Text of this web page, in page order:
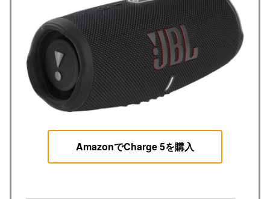
AmazonでCharge 5を購入